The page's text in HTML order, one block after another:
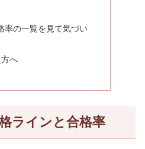
率の一覧を見て気づい
へ
ラインと合格率